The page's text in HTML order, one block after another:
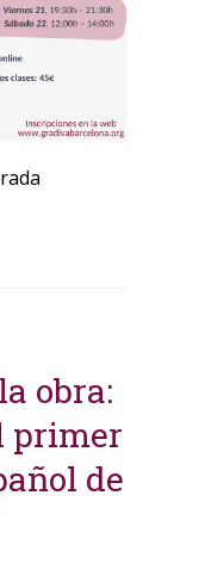
obra:
primer
de